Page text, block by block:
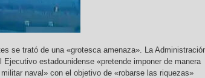
se trató de una «grotesca amenaza». La
estadounidense «pretende imponer de manera
naval» con el objetivo de «robarse las riquezas»